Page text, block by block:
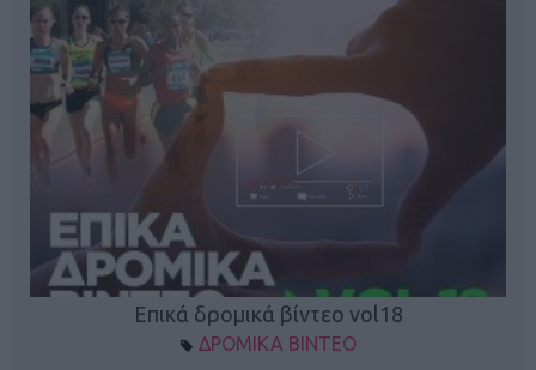
Επικά δρομικά βίντεο vol18
ΔΡΟΜΙΚΑ ΒΙΝΤΕΟ